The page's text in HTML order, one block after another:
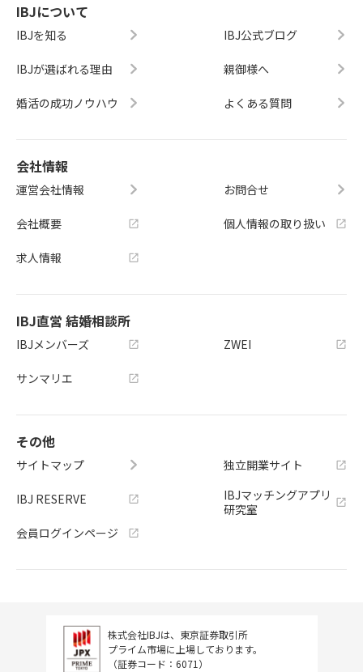
IBJについて
IBJを知る
IBJが選ばれる理由
婚活の成功ノウハウ
IBJ公式ブログ
親御様へ
よくある質問
会社情報
運営会社情報
会社概要
求人情報
お問合せ
個人情報の取り扱い
IBJ直営 結婚相談所
IBJメンバーズ
サンマリエ
ZWEI
その他
サイトマップ
IBJ RESERVE
会員ログインページ
独立開業サイト
IBJマッチングアプリ
研究室
株式会社IBJは、東京証券取引所
プライム市場に上場しております。
（証券コード：6071）